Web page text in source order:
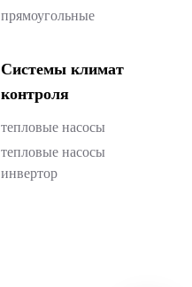
прямоугольные
Системы климат
контроля
тепловые насосы
тепловые насосы
инвертор